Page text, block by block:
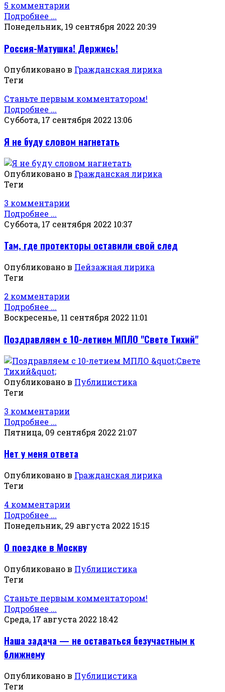
5 комментарии
Подробнее ...
Понедельник, 19 сентября 2022 20:39
Россия-Матушка! Держись!
Опубликовано в Гражданская лирика
Теги
Станьте первым комментатором!
Подробнее ...
Суббота, 17 сентября 2022 13:06
Я не буду словом нагнетать
Опубликовано в Гражданская лирика
Теги
3 комментарии
Подробнее ...
Суббота, 17 сентября 2022 10:37
Там, где протекторы оставили свой след
Опубликовано в Пейзажная лирика
Теги
2 комментарии
Подробнее ...
Воскресенье, 11 сентября 2022 11:01
Поздравляем с 10-летием МПЛО "Свете Тихий"
Опубликовано в Публицистика
Теги
3 комментарии
Подробнее ...
Пятница, 09 сентября 2022 21:07
Нет у меня ответа
Опубликовано в Гражданская лирика
Теги
4 комментарии
Подробнее ...
Понедельник, 29 августа 2022 15:15
О поездке в Москву
Опубликовано в Публицистика
Теги
Станьте первым комментатором!
Подробнее ...
Среда, 17 августа 2022 18:42
Наша задача — не оставаться безучастным к
ближнему
Опубликовано в Публицистика
Теги